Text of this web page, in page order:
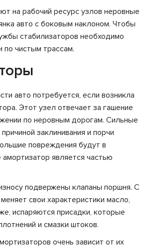
на рабочий ресурс узлов неровные
авто с боковым наклоном. Чтобы
стабилизаторов необходимо
по чистым трассам.
авто потребуется, если возникла
Этот узел отвечает за гашение
по неровным дорогам. Сильные
заклинивания и порчи
повреждения будут в
амортизатор является частью
подвержены клапаны поршня. С
свои характеристики масло,
испаряются присадки, которые
и смазки штоков.
очень зависит от их